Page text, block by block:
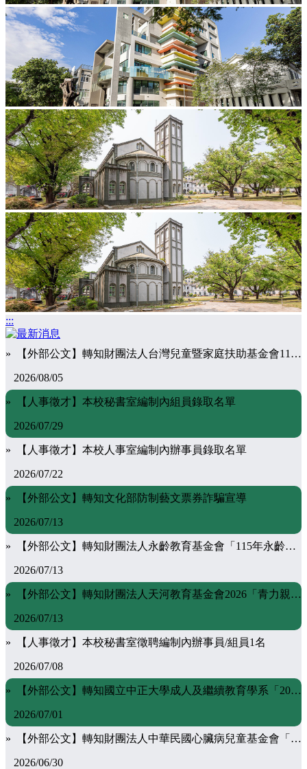
:::
» 【外部公文】轉知財團法人台灣兒童暨家庭扶助基金會115學年度第1學期「韌世代」獎助學金相關資料
2026/08/05
» 【人事徵才】本校秘書室編制內組員錄取名單
2026/07/29
» 【人事徵才】本校人事室編制內辦事員錄取名單
2026/07/22
» 【外部公文】轉知文化部防制藝文票券詐騙宣導
2026/07/13
» 【外部公文】轉知財團法人永齡教育基金會「115年永齡銘日希望獎助學金」
2026/07/13
» 【外部公文】轉知財團法人天河教育基金會2026「青力親為‧千萬祝福服務學習獎勵計畫」
2026/07/13
» 【人事徵才】本校秘書室徵聘編制內辦事員/組員1名
2026/07/08
» 【外部公文】轉知國立中正大學成人及繼續教育學系「2026第二屆《超高齡社會的未來生活設計》短影音競賽」
2026/07/01
» 【外部公文】轉知財團法人中華民國心臟病兒童基金會「心臟病童獎勵學金」相關資料
2026/06/30